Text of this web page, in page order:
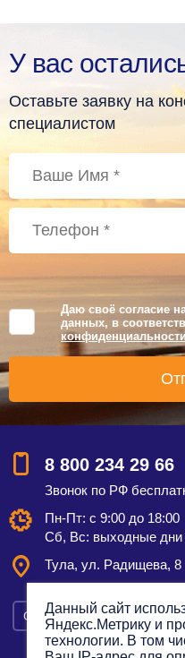
У вас
Оставьте заявку на
специалистом
Даю своё согласие
данных, в
конфиденциальности
8 800 234 29 66
Звонок по РФ
Пн-Пт: с 9:00 до 18:00
Сб, Вс: выходные дни
Тула, ул. Радищева, 8
Смотреть на карте
Данный сайт
Яндекс.Метрику и
технологии. В том